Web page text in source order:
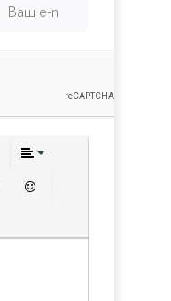
текста
спойлера